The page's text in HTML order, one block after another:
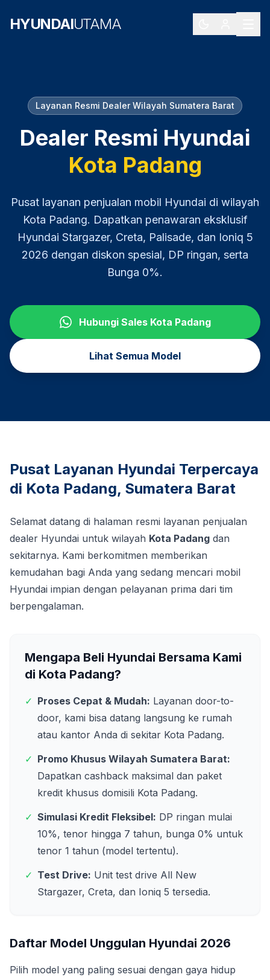
HYUNDAIUTAMA
Layanan Resmi Dealer Wilayah Sumatera Barat
Dealer Resmi Hyundai
Kota Padang
Pusat layanan penjualan mobil Hyundai di wilayah
Kota Padang. Dapatkan penawaran eksklusif
Hyundai Stargazer, Creta, Palisade, dan Ioniq 5
2026 dengan diskon spesial, DP ringan, serta
Bunga 0%.
Hubungi Sales Kota Padang
Lihat Semua Model
Pusat Layanan Hyundai Terpercaya
di Kota Padang, Sumatera Barat
Selamat datang di halaman resmi layanan penjualan
dealer Hyundai untuk wilayah Kota Padang dan
sekitarnya. Kami berkomitmen memberikan
kemudahan bagi Anda yang sedang mencari mobil
Hyundai impian dengan pelayanan prima dari tim
berpengalaman.
Mengapa Beli Hyundai Bersama Kami
di Kota Padang?
✓ Proses Cepat & Mudah: Layanan door-to-
door, kami bisa datang langsung ke rumah
atau kantor Anda di sekitar Kota Padang.
✓ Promo Khusus Wilayah Sumatera Barat:
Dapatkan cashback maksimal dan paket
kredit khusus domisili Kota Padang.
✓ Simulasi Kredit Fleksibel: DP ringan mulai
10%, tenor hingga 7 tahun, bunga 0% untuk
tenor 1 tahun (model tertentu).
✓ Test Drive: Unit test drive All New
Stargazer, Creta, dan Ioniq 5 tersedia.
Daftar Model Unggulan Hyundai 2026
Pilih model yang paling sesuai dengan gaya hidup